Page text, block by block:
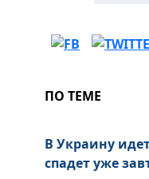
ПО ТЕМЕ
В Украину
спадет уже